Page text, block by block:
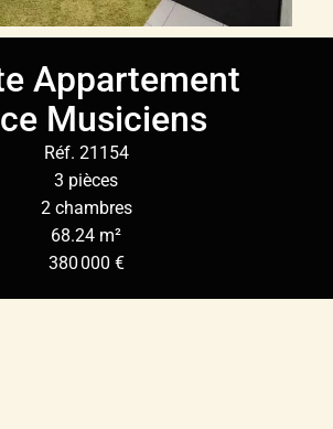
Appartement
Musiciens
Réf. 21154
3 pièces
2 chambres
68.24 m²
380 000 €